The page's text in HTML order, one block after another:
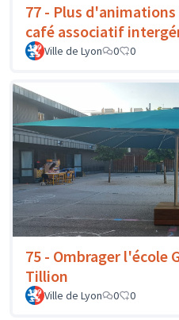
77 - Plus d'animations
café associatif
Ville de Lyon 0 0
75 - Ombrager l'école
Tillion
Ville de Lyon 0 0